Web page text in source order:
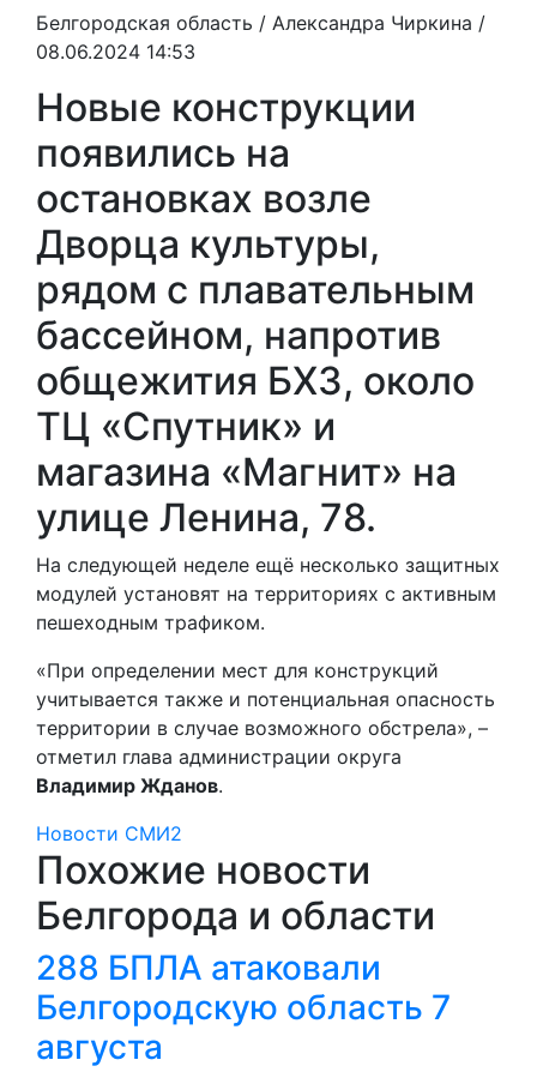
Белгородская область / Александра Чиркина /
08.06.2024 14:53
Новые конструкции
появились на
остановках возле
Дворца культуры,
рядом с плавательным
бассейном, напротив
общежития БХЗ, около
ТЦ «Спутник» и
магазина «Магнит» на
улице Ленина, 78.
На следующей неделе ещё несколько защитных
модулей установят на территориях с активным
пешеходным трафиком.
«При определении мест для конструкций
учитывается также и потенциальная опасность
территории в случае возможного обстрела», –
отметил глава администрации округа
Владимир Жданов.
Новости СМИ2
Похожие новости
Белгорода и области
288 БПЛА атаковали
Белгородскую область 7
августа